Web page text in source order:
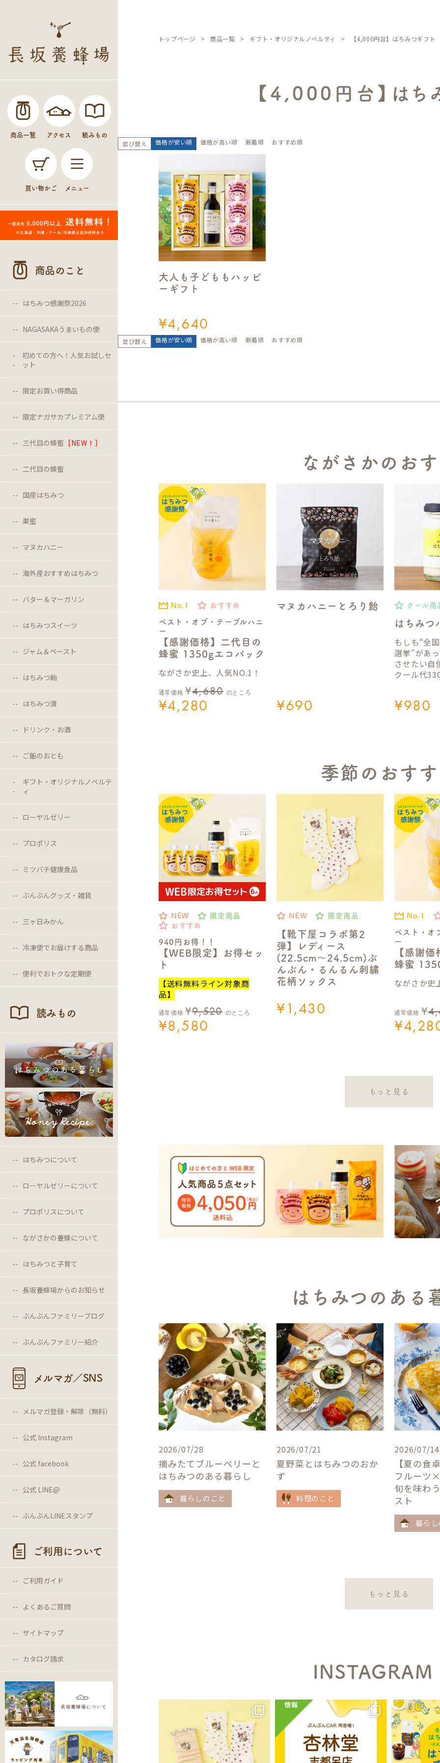
商品一覧 アクセス 読みもの
買い物かご メニュー
商品のこと
はちみつ感謝祭2026
NAGASAKAうまいもの便
初めての方へ！人気お試しセ
ット
限定お買い得商品
限定ナガサカプレミアム便
三代目の蜂蜜 ［NEW！］
二代目の蜂蜜
国産はちみつ
巣蜜
マヌカハニー
海外産おすすめはちみつ
バター＆マーガリン
はちみつスイーツ
ジャム＆ペースト
はちみつ飴
はちみつ漬
ドリンク・お酒
ご飯のおとも
ギフト・オリジナルノベルテ
ィ
ローヤルゼリー
プロポリス
ミツバチ健康食品
ぶんぶんグッズ・雑貨
三ヶ日みかん
冷凍便でお届けする商品
便利でおトクな定期便
読みもの
はちみつについて
ローヤルゼリーについて
プロポリスについて
ながさかの養蜂について
はちみつと子育て
長坂養蜂場からのお知らせ
ぶんぶんファミリーブログ
ぶんぶんファミリー紹介
メルマガ／SNS
メルマガ登録・解除（無料）
公式 Instagram
公式 facebook
公式 LINE@
ぶんぶんLINEスタンプ
ご利用について
ご利用ガイド
よくあるご質問
サイトマップ
カタログ請求
トップページ 商品一覧 ギフト・オリジナルノベルティ 【4,000円台】はちみつギフト
【4,000円台】はち
並び替え 価格が安い順 価格が高い順 新着順 おすすめ順
大人も子どももハッピ
ーギフト
¥4,640
並び替え 価格が安い順 価格が高い順 新着順 おすすめ順
ながさかのお
No.1 おすすめ
ベスト・オブ・テーブルハニ
ー
【感謝価格】二代目の
蜂蜜 1350gエコパック
ながさか史上、人気NO.1！
通常価格 ¥4,680 のところ
¥4,280
マヌカハニーとろり飴
¥690
クール商
はちみつ
もしも“全
選挙”があ
させたい自
クール代
¥980
季節のおす
NEW
限定商品
おすすめ
940円お得！！
【WEB限定】お得セッ
ト
【送料無料ライン対象商
品】
通常価格 ¥9,520 のところ
¥8,580
NEW 限定商品
【靴下屋コラボ第2
弾】レディース
(22.5cm～24.5cm)ぶ
んぶん・るんるん刺繍
花柄ソックス
¥1,430
No.1
ベスト・オ
ー
【感謝
蜂蜜
ながさか史
通常価格 ¥
¥
もっと見る
はちみつのある
2026/07/28
摘みたてブルーベリーと
はちみつのある暮らし
暮らしのこと
2026/07/21
夏野菜とはちみつのおか
ず
料理のこと
2026/07/14
【夏の食
フルーツ
旬を味わ
スト
暮ら
もっと見る
INSTAGRAM